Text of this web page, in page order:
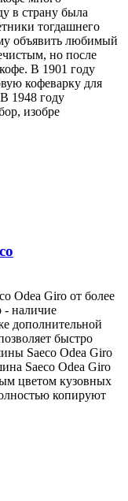
в страну была
тогдашнего
объявить любимый
но после
В 1901 году
кофеварку для
1948 году
изобре
Odea Giro от более
- наличие
дополнительной
быстро
Saeco Odea Giro
Saeco Odea Giro
цветом кузовных
копируют